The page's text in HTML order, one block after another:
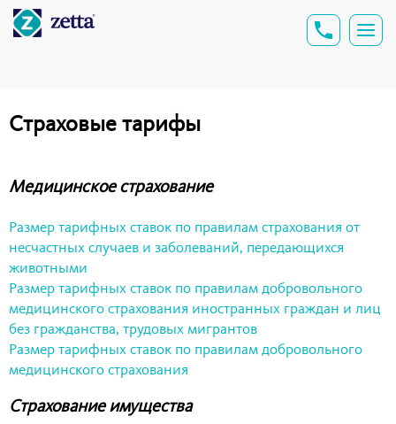
Страховые тарифы
Медицинское страхование
Размер тарифных ставок по правилам страхования от
несчастных случаев и заболеваний, передающихся
животными
Размер тарифных ставок по правилам добровольного
медицинского страхования иностранных граждан и лиц
без гражданства, трудовых мигрантов
Размер тарифных ставок по правилам добровольного
медицинского страхования
Страхование имущества